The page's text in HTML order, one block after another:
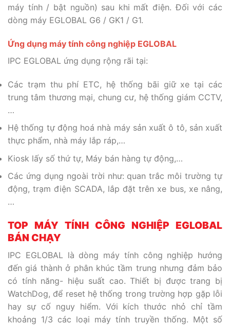
máy tính / bật nguồn) sau khi mất điện. Đối với các
dòng máy EGLOBAL G6 / GK1 / G1.
Ứng dụng máy tính công nghiệp EGLOBAL
IPC EGLOBAL ứng dụng rộng rãi tại:
Các trạm thu phí ETC, hệ thống bãi giữ xe tại các
trung tâm thương mại, chung cư, hệ thống giám CCTV,
…
Hệ thống tự động hoá nhà máy sản xuất ô tô, sản xuất
thực phẩm, nhà máy lắp ráp,…
Kiosk lấy số thứ tự, Máy bán hàng tự động,…
Các ứng dụng ngoài trời như: quan trắc môi trường tự
động, trạm điện SCADA, lắp đặt trên xe bus, xe nâng,
…
TOP MÁY TÍNH CÔNG NGHIỆP EGLOBAL
BÁN CHẠY
IPC EGLOBAL là dòng máy tính công nghiệp hướng
đến giá thành ở phân khúc tầm trung nhưng đảm bảo
có tính năng- hiệu suất cao. Thiết bị được trang bị
WatchDog, để reset hệ thống trong trường hợp gặp lỗi
hay sự cố nguy hiểm. Với kích thước nhỏ chỉ tầm
khoảng 1/3 các loại máy tính truyền thống. Một số